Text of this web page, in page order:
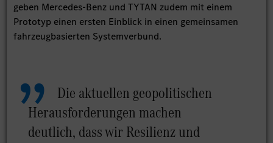
geben Mercedes-Benz und TYTAN zudem mit einem
Prototyp einen ersten Einblick in einen gemeinsamen
fahrzeugbasierten Systemverbund.
Die aktuellen geopolitischen
Herausforderungen machen
deutlich, dass wir Resilienz und